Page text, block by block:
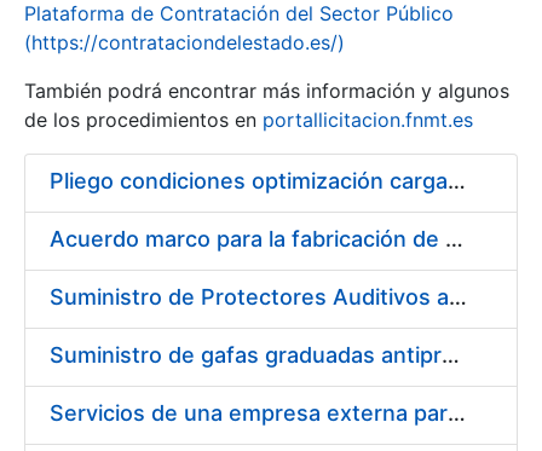
Mostrar/Ocultar
Plataforma de Contratación del Sector Público
(https://contrataciondelestado.es/)
También podrá encontrar más información y algunos
de los procedimientos en portallicitacion.fnmt.es
Pliego condiciones optimización cargas compras firmado
Acuerdo marco para la fabricación de piezas
Suministro de Protectores Auditivos a medida para las personas trabajadoras de los Centros de Trabajo de Madrid y Burgos
Suministro de gafas graduadas antiproyecciones para los trabajadores de la FNMT-RCM en los centros de trabajo de Madrid y Burgos
Servicios de una empresa externa para el asesoramiento y resolución de los recursos de alzada que se presentan relacionados con procesos de selección para la FNMT-RCM